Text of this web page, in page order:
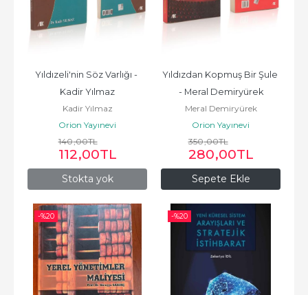
Stokta yok
Yıldızeli'nin Söz Varlığı -
Kadir Yılmaz
Kadir Yılmaz
Orion Yayınevi
140,00TL
112,00TL
Sepete Ekle
Yıldızdan Kopmuş Bir Şule
- Meral Demiryürek
Meral Demiryürek
Orion Yayınevi
350,00TL
280,00TL
-%20 -%20